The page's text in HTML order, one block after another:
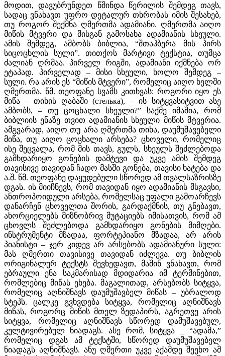
მოდით, დავუბრუნდეთ წმინდა წერილის შემდეგ თავს,
სადაც ვნახავთ უფრო დეტალურ თხრობას იმის შესახებ,
თუ როგორ შექმნა ღმერთმა ადამიანი. ღმერთმა აიღო
მიწის მტვერი და მისგან გამოსახა ადამიანის სხეული.
ამის შემდეგ, ამბობს ბიბლია, “შთაჰბერა მის პირს
სიცოცხლის სული”. თითქოს მარტივი ტექსტია, თუმცა
ძალიან ღრმაა. პირველ რიგში, ადამიანი იქმნება ორ
ეტაპად. პირველად – მისი სხეული, ხოლო შემდეგ –
სული. რა არის ეს “მიწის მტვერი”, რომელიც აიღო ხელში
ღმერთმა. წმ. თეოფანე სვამს კითხვას: როგორი იყო ეს
მიწა – თიხის ღაბაში (стелька), – ის სიტყვასიტვით ასე
ამბობს, – თუ ცოცხალი სხეული?” საქმე იმაშია, რომ
ბიბლიის ენაზე თვით ადამიანის სხეული მიწის მტვერია.
ამგვარად, აიღო თუ არა ღმერთმა თიხა, დაუმუშავებელი
მიწა, თუ აიღო ცოცხალი არსება? ცხოველი, რომელიც
ისე შეცვალა, რომ მის თავს, გულს, სხეულს შეძლებოდა
გამხდარიყო გონების დამტევი და უკვე ამის შემდეგ
თავისივე თავიდან ჩადო მასში გონება, თავისი ხატება და
ა.შ. წმ. თეოფანე დაყუდებული სწორედ ამ თვალსაზრისზე
დგას. ის მიიჩნევს, რომ თავიდან იყო ადამიანის მსგავსი,
ანთროპოიდული არსება, რომელსაც უფალი გამოარჩევს
დანარჩენ ცხოველთა შორის, გარდაქმნის, თუ გნებავთ,
ახორციელებს მიზნობრივ მუტაციებს იმისათვის, რომ ამ
ცხოვლს შეძლებოდა გამხდარიყო გონების მიმღები.
ინსტრუმენტი მზადაა, ფორტეპიანო მზადაა, არ არის
პიანისტი – ჯერ კიდევ არ არსებობს ადამიანური სული:
მას ღმერთი თავისივე თავიდან იძლევა. თუ ბიბლის
ორიგინალურ ტექსტს შევხედავთ, მაშინ ვნახავთ, რომ
ებრაული ენა საკმარისად მდიდარია იმ ტერმინებით,
რომლებიც მიწას ეხება. მაგალითად, არსებობს სიტყვა,
რომელიც აღნიშნავს დაუმუშავბელ მიწას – უბრალოდ
სტეპს. ცალკე გვხვდება სიტყვა, რომელიც აღნიშნავს
მიწას, როგორც მიწის მთელ ზედაპირს, აგრეთვე არის
სიტყვა, რომელიც აღნიშნავს სწორედ დამუშავებულ,
კულტივირებულ ნიადაგს. ასე რომ, სიტყვა _ “ადამა,”
რომელიც დგას ამ ტექსტში, სწორედ დაუმუშავებელ
ნიადაგს აღნიშნავს. ანუ ღმერთი უკვე აქამდე შეეხო ამ